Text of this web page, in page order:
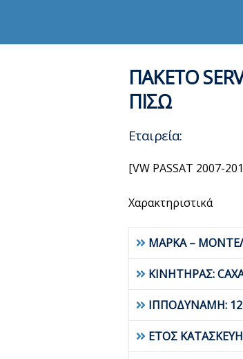
ΠΑΚΕΤΟ
ΠΙΣΩ
Εταιρεία:
[VW PASSAT 2007-
Χαρακτηριστικά
ΜΑΡΚΑ –
ΚΙΝΗΤΗΡΑΣ:
ΙΠΠΟΔΥΝΑΜΗ:
ΕΤΟΣ